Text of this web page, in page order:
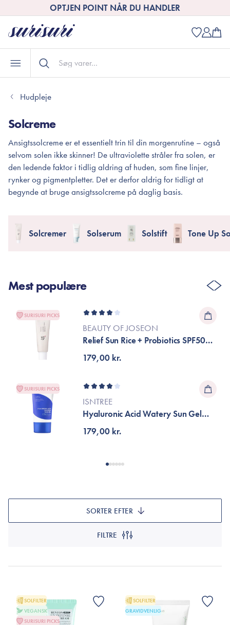
OPTJEN POINT NÅR DU HANDLER
Hudpleje
Solcreme
Ansigtssolcreme er et essentielt trin til din morgenrutine – også
selvom solen ikke skinner! De ultraviolette stråler fra solen, er
den ledende faktor i tidlig aldring af huden, som fine linjer,
rynker og pigmentpletter. Det er derfor aldrig for tidligt at
begynde at bruge ansigtssolcreme på daglig basis.
Solcremer Solserum Solstift Tone Up
Mest populære
SURISURI PICKS
BEAUTY OF JOSEON
Relief Sun Rice + Probiotics SPF50+
PA++++
179,00 kr.
SURISURI PICKS
ISNTREE
Hyaluronic Acid Watery Sun Gel
SPF50+ PA++++
179,00 kr.
FILTRE
SORTER EFTER
SOLFILTER
VEGANSK
SURISURI PICKS
SOLFILTER
GRAVIDVENLIG